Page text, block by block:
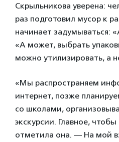
Скрыльникова уверена:
раз подготовил мусор к
начинает задумываться:
«А может, выбрать
можно утилизировать, а
«Мы распространяем
интернет, позже
со школами,
экскурсии. Главное,
отметила она. — На мой